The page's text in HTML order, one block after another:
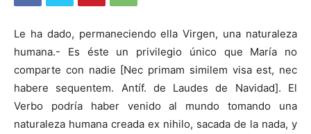
Le ha dado, permaneciendo ella Virgen, una naturaleza
humana.- Es éste un privilegio único que María no
comparte con nadie [Nec primam similem visa est, nec
habere sequentem. Antíf. de Laudes de Navidad]. El
Verbo podría haber venido al mundo tomando una
naturaleza humana creada ex nihilo, sacada de la nada, y